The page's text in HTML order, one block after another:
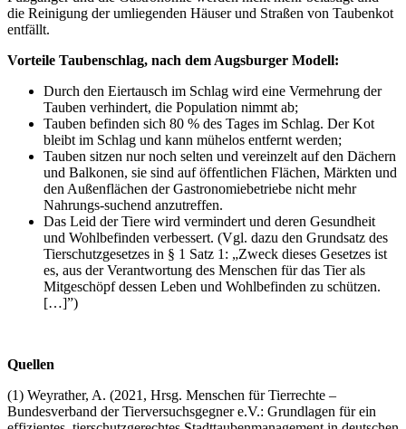
die Reinigung der umliegenden Häuser und Straßen von Taubenkot
entfällt.
Vorteile Taubenschlag, nach dem Augsburger Modell:
Durch den Eiertausch im Schlag wird eine Vermehrung der
Tauben verhindert, die Population nimmt ab;
Tauben befinden sich 80 % des Tages im Schlag. Der Kot
bleibt im Schlag und kann mühelos entfernt werden;
Tauben sitzen nur noch selten und vereinzelt auf den Dächern
und Balkonen, sie sind auf öffentlichen Flächen, Märkten und
den Außenflächen der Gastronomiebetriebe nicht mehr
Nahrungs-suchend anzutreffen.
Das Leid der Tiere wird vermindert und deren Gesundheit
und Wohlbefinden verbessert. (Vgl. dazu den Grundsatz des
Tierschutzgesetzes in § 1 Satz 1: „Zweck dieses Gesetzes ist
es, aus der Verantwortung des Menschen für das Tier als
Mitgeschöpf dessen Leben und Wohlbefinden zu schützen.
[…]”)
Quellen
(1) Weyrather, A. (2021, Hrsg. Menschen für Tierrechte –
Bundesverband der Tierversuchsgegner e.V.: Grundlagen für ein